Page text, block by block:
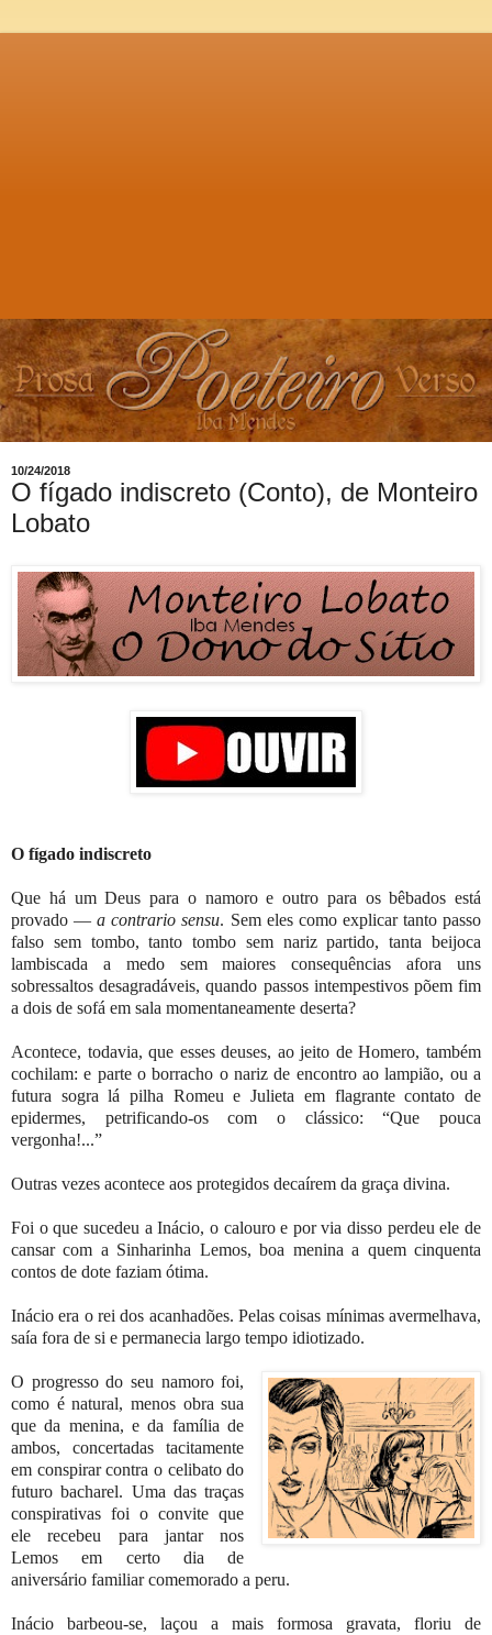
10/24/2018
O fígado indiscreto (Conto), de Monteiro
Lobato
O fígado indiscreto
Que há um Deus para o namoro e outro para os bêbados está
provado —a contrario sensu. Sem eles como explicar tanto passo
falso sem tombo, tanto tombo sem nariz partido, tanta beijoca
lambiscada a medo sem maiores consequências afora uns
sobressaltos desagradáveis, quando passos intempestivos põem fim
a dois de sofá em sala momentaneamente deserta?
Acontece, todavia, que esses deuses, ao jeito de Homero, também
cochilam: e parte o borracho o nariz de encontro ao lampião, ou a
futura sogra lá pilha Romeu e Julieta em flagrante contato de
epidermes, petrificando-os com o clássico: “Que pouca
vergonha!...”
Outras vezes acontece aos protegidos decaírem da graça divina.
Foi o que sucedeu a Inácio, o calouro e por via disso perdeu ele de
cansar com a Sinharinha Lemos, boa menina a quem cinquenta
contos de dote faziam ótima.
Inácio era o rei dos acanhadões. Pelas coisas mínimas avermelhava,
saía fora de si e permanecia largo tempo idiotizado.
O progresso do seu namoro foi,
como é natural, menos obra sua
que da menina, e da família de
ambos, concertadas tacitamente
em conspirar contra o celibato do
futuro bacharel. Uma das traças
conspirativas foi o convite que
ele recebeu para jantar nos
Lemos em certo dia de
aniversário familiar comemorado a peru.
Inácio barbeou-se, laçou a mais formosa gravata, floriu de